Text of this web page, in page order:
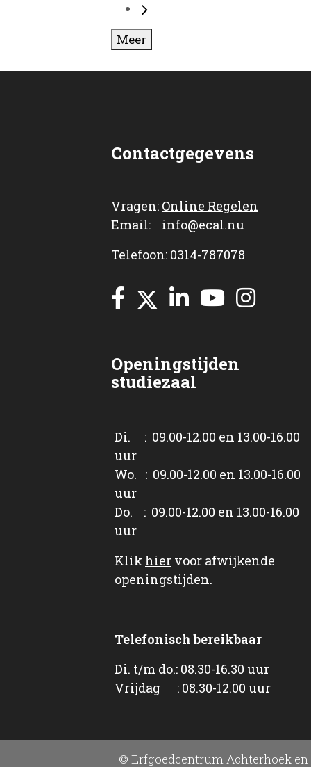
Meer
Contactgegevens
Vragen: Online Regelen
Email: info@ecal.nu
Telefoon: 0314-787078
Openingstijden
studiezaal
Di. : 09.00-12.00 en 13.00-16.00
uur
Wo. : 09.00-12.00 en 13.00-16.00
uur
Do. : 09.00-12.00 en 13.00-16.00
uur
Klik hier voor afwijkende
openingstijden.
Telefonisch bereikbaar
Di. t/m do.: 08.30-16.30 uur
Vrijdag : 08.30-12.00 uur
© Erfgoedcentrum Achterhoek en